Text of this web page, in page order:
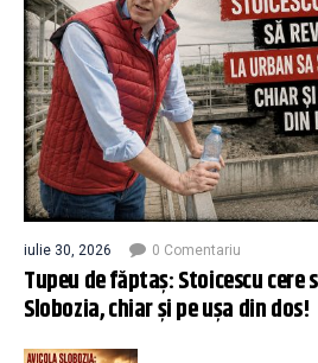
iulie 30, 2026 0 Comentariu
Tupeu de făptaș: Stoicescu cere
Slobozia, chiar și pe ușa din dos!